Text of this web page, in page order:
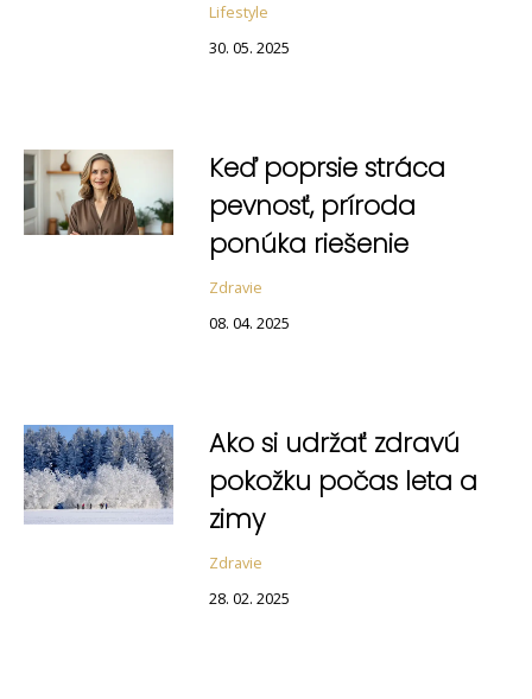
Lifestyle
30. 05. 2025
Keď poprsie stráca
pevnosť, príroda
ponúka riešenie
Zdravie
08. 04. 2025
Ako si udržať zdravú
pokožku počas leta a
zimy
Zdravie
28. 02. 2025